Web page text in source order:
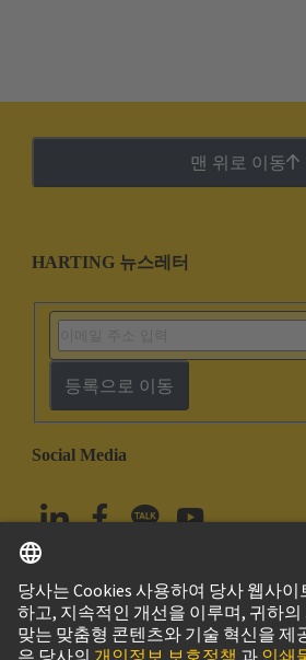
맨 위로 이동
HARTING 뉴스레터
등록으로 이동
Social Media
대한민국 한국어